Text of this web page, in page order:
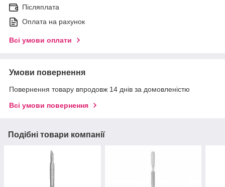
Післяплата
Оплата на рахунок
Всі умови оплати
Умови повернення
Повернення товару впродовж 14 днів за домовленістю
Всі умови повернення
Подібні товари компанії